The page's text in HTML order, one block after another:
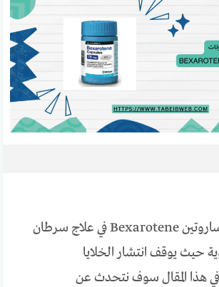
يتم وصف بيكساروتين Bexarotene في علاج سرطان
حيث يوقف انتشار الخلايا
هذا المقال سوف نتحدث عن